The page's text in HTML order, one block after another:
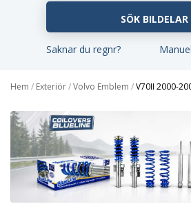
Saknar du regnr?
Hem / Exteriör/Volvo Emblem /V70II 2000-